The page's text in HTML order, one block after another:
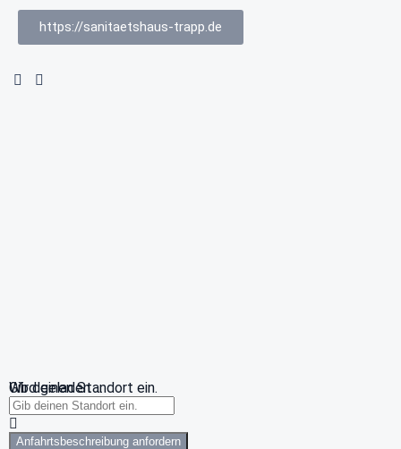
https://sanitaetshaus-trapp.de
Wird geladen …
Gib deinen Standort ein.
Anfahrtsbeschreibung anfordern